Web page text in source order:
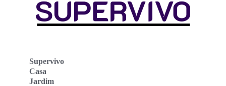
Supervivo
Casa
Jardim